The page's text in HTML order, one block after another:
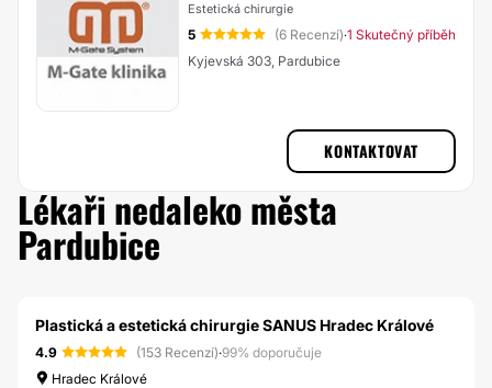
Estetická chirurgie
5 (6 Recenzí)·1 Skutečný příběh
Kyjevská 303, Pardubice
KONTAKTOVAT
Lékaři nedaleko města
Pardubice
Plastická a estetická chirurgie SANUS Hradec Králové
4.9 (153 Recenzí)·99% doporučuje
Hradec Králové